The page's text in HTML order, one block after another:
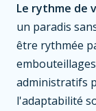
Le rythme de
un paradis
être rythmée
administratifs
l'adaptabilité